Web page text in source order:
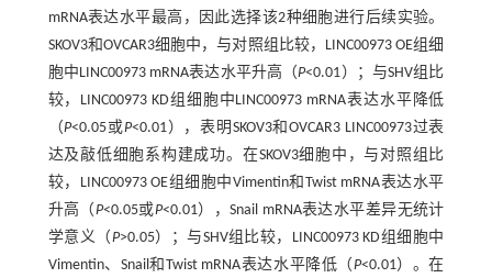
mRNA表达水平最高，因此选择该2种细胞进行后续实验。
SKOV3和OVCAR3细胞中，与对照组比较，LINC00973 OE组细
胞中LINC00973 mRNA表达水平升高（P<0.01）；与SHV组比
较，LINC00973 KD组细胞中LINC00973 mRNA表达水平降低
（P<0.05或P<0.01），表明SKOV3和OVCAR3 LINC00973过表
达及敲低细胞系构建成功。在SKOV3细胞中，与对照组比
较，LINC00973 OE组细胞中Vimentin和Twist mRNA表达水平
升高（P<0.05或P<0.01），Snail mRNA表达水平差异无统计
学意义（P>0.05）；与SHV组比较，LINC00973 KD组细胞中
Vimentin、Snail和Twist mRNA表达水平降低（P<0.01）。在